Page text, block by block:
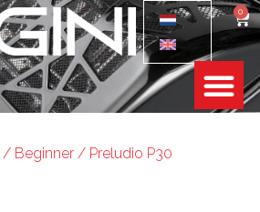
0
/ Beginner / Preludio P30